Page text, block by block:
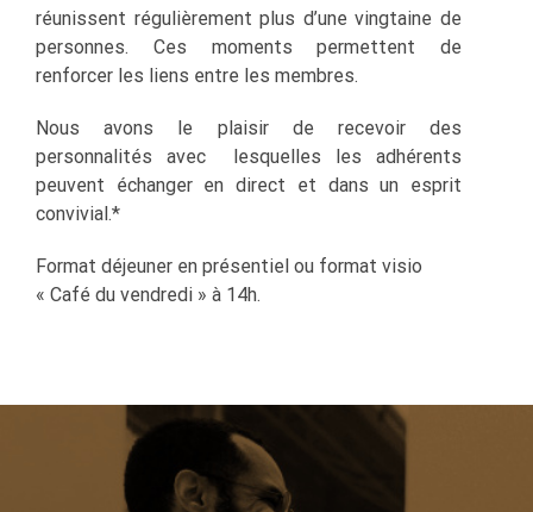
réunissent régulièrement plus d’une vingtaine de
personnes. Ces moments permettent de
renforcer les liens entre les membres.
Nous avons le plaisir de recevoir des
personnalités avec lesquelles les adhérents
peuvent échanger en direct et dans un esprit
convivial.*
Format déjeuner en présentiel ou format visio
« Café du vendredi » à 14h.